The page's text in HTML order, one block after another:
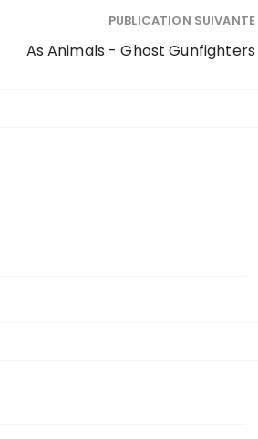
PUBLICATION SUIVANTE
As Animals - Ghost Gunfighters